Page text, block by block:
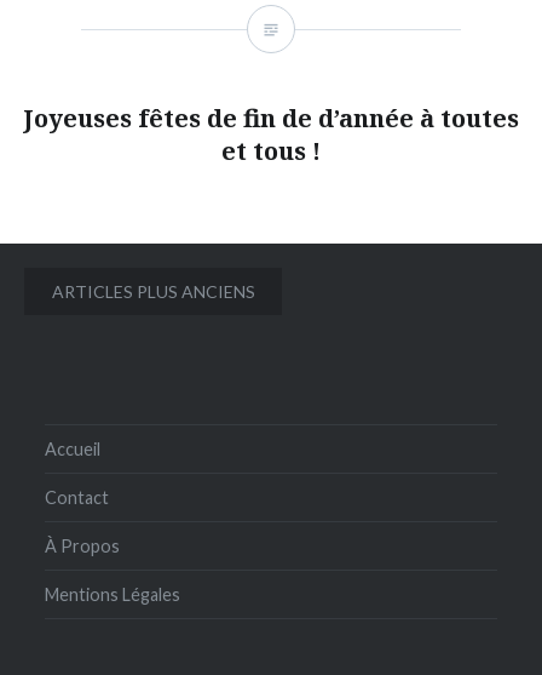
Joyeuses fêtes de fin de d’année à toutes
et tous !
Navigation
ARTICLES PLUS ANCIENS
Accueil
Contact
À Propos
Mentions Légales